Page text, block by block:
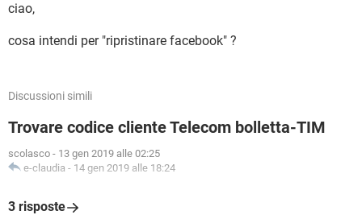
ciao,
cosa intendi per "ripristinare facebook" ?
Discussioni simili
Trovare codice cliente Telecom bolletta-TIM
scolasco - 13 gen 2019 alle 02:25
e-claudia - 14 gen 2019 alle 18:24
3 risposte